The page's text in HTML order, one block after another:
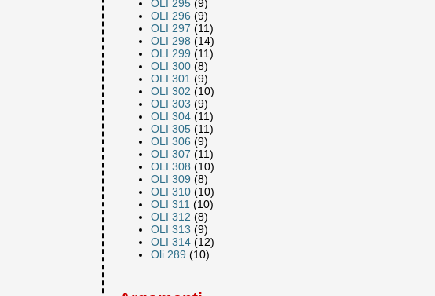
OLI 295 (9)
OLI 296 (9)
OLI 297 (11)
OLI 298 (14)
OLI 299 (11)
OLI 300 (8)
OLI 301 (9)
OLI 302 (10)
OLI 303 (9)
OLI 304 (11)
OLI 305 (11)
OLI 306 (9)
OLI 307 (11)
OLI 308 (10)
OLI 309 (8)
OLI 310 (10)
OLI 311 (10)
OLI 312 (8)
OLI 313 (9)
OLI 314 (12)
Oli 289 (10)